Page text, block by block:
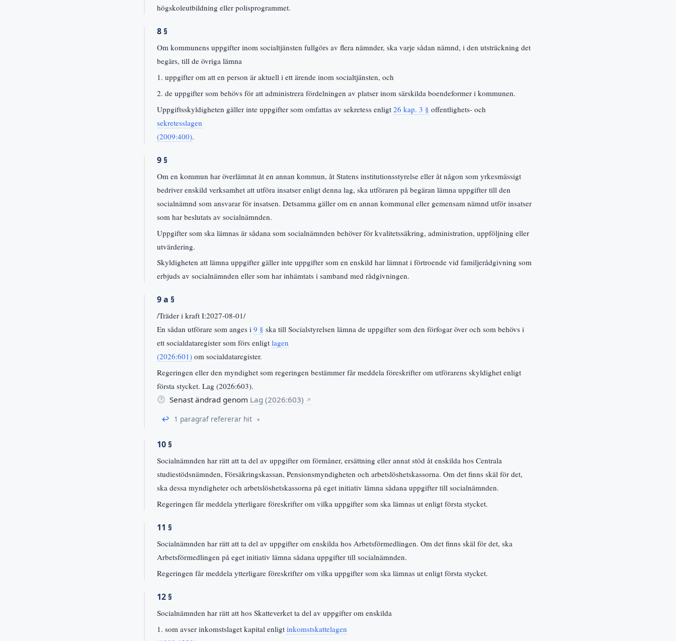
högskoleutbildning eller polisprogrammet.
8 §
Om kommunens uppgifter inom socialtjänsten fullgörs av flera nämnder, ska varje sådan nämnd, i den utsträckning det
begärs, till de övriga lämna
1. uppgifter om att en person är aktuell i ett ärende inom socialtjänsten, och
2. de uppgifter som behövs för att administrera fördelningen av platser inom särskilda boendeformer i kommunen.
Uppgiftsskyldigheten gäller inte uppgifter som omfattas av sekretess enligt 26 kap. 3 § offentlighets- och
sekretesslagen
(2009:400).
9 §
Om en kommun har överlämnat åt en annan kommun, åt Statens institutionsstyrelse eller åt någon som yrkesmässigt
bedriver enskild verksamhet att utföra insatser enligt denna lag, ska utföraren på begäran lämna uppgifter till den
socialnämnd som ansvarar för insatsen. Detsamma gäller om en annan kommunal eller gemensam nämnd utför insatser
som har beslutats av socialnämnden.
Uppgifter som ska lämnas är sådana som socialnämnden behöver för kvalitetssäkring, administration, uppföljning eller
utvärdering.
Skyldigheten att lämna uppgifter gäller inte uppgifter som en enskild har lämnat i förtroende vid familjerådgivning som
erbjuds av socialnämnden eller som har inhämtats i samband med rådgivningen.
9 a §
/Träder i kraft I:2027-08-01/
En sådan utförare som anges i 9 § ska till Socialstyrelsen lämna de uppgifter som den förfogar över och som behövs i
ett socialdataregister som förs enligt lagen
(2026:601) om socialdataregister.
Regeringen eller den myndighet som regeringen bestämmer får meddela föreskrifter om utförarens skyldighet enligt
första stycket. Lag (2026:603).
Senast ändrad genom Lag (2026:603) ↗
↩ 1 paragraf refererar hit
10 §
Socialnämnden har rätt att ta del av uppgifter om förmåner, ersättning eller annat stöd åt enskilda hos Centrala
studiestödsnämnden, Försäkringskassan, Pensionsmyndigheten och arbetslöshetskassorna. Om det finns skäl för det,
ska dessa myndigheter och arbetslöshetskassorna på eget initiativ lämna sådana uppgifter till socialnämnden.
Regeringen får meddela ytterligare föreskrifter om vilka uppgifter som ska lämnas ut enligt första stycket.
11 §
Socialnämnden har rätt att ta del av uppgifter om enskilda hos Arbetsförmedlingen. Om det finns skäl för det, ska
Arbetsförmedlingen på eget initiativ lämna sådana uppgifter till socialnämnden.
Regeringen får meddela ytterligare föreskrifter om vilka uppgifter som ska lämnas ut enligt första stycket.
12 §
Socialnämnden har rätt att hos Skatteverket ta del av uppgifter om enskilda
1. som avser inkomstslaget kapital enligt inkomstskattelagen